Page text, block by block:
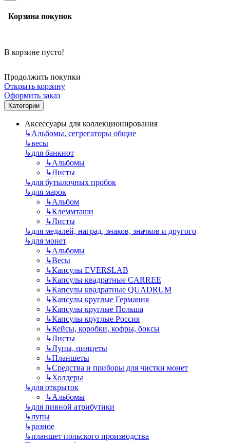
Корзина покупок
В корзине пусто!
Продолжить покупки
Открыть корзину
Оформить заказ
Категории
Аксессуары для коллекционирования
↳Альбомы, сегрегаторы общие
↳весы
↳для банкнот
↳Альбомы
↳Листы
↳для бутылочных пробок
↳для марок
↳Альбом
↳Клеммташи
↳Листы
↳для медалей, наград, знаков, значков и другого
↳для монет
↳Альбомы
↳Весы
↳Капсулы EVERSLAB
↳Капсулы квадратные CARREE
↳Капсулы квадратные QUADRUM
↳Капсулы круглые Германия
↳Капсулы круглые Польша
↳Капсулы круглые Россия
↳Кейсы, коробки, кофры, боксы
↳Листы
↳Лупы, пинцеты
↳Планшеты
↳Средства и приборы для чистки монет
↳Холдеры
↳для открыток
↳Альбомы
↳для пивной атрибутики
↳лупы
↳разное
↳планшет польского производства